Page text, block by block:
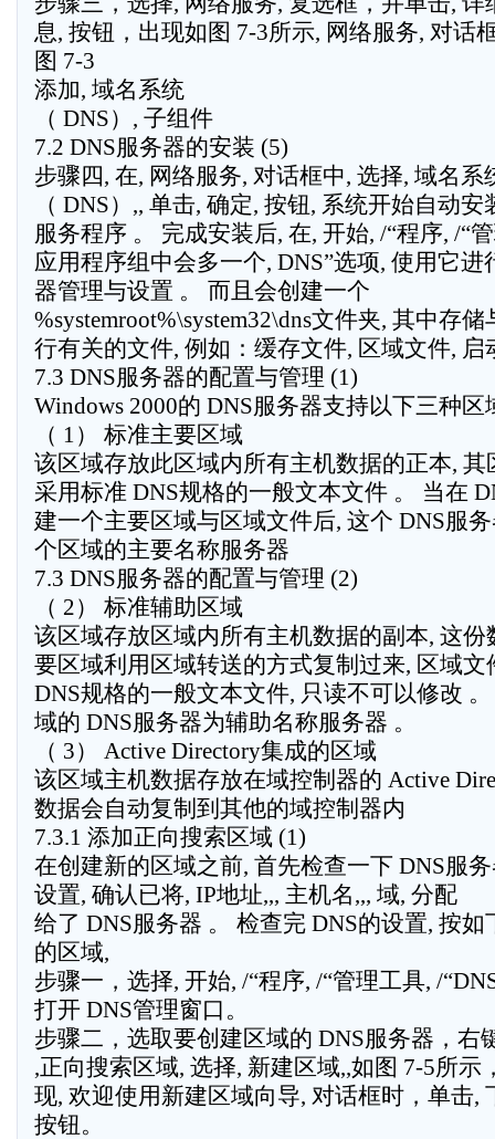
息, 按钮，出现如图 7-3所示, 网络服务, 对话
图 7-3
添加, 域名系统
（ DNS）, 子组件
7.2 DNS服务器的安装 (5)
步骤四, 在, 网络服务, 对话框中, 选择, 域名系
（ DNS）,, 单击, 确定, 按钮, 系统开始自动安
服务程序 。 完成安装后, 在, 开始, /“程序, /“
应用程序组中会多一个, DNS”选项, 使用它进
器管理与设置 。 而且会创建一个
%systemroot%\system32\dns文件夹, 其中存储
行有关的文件, 例如：缓存文件, 区域文件, 启
7.3 DNS服务器的配置与管理 (1)
Windows 2000的 DNS服务器支持以下三种区
（ 1） 标准主要区域
该区域存放此区域内所有主机数据的正本, 其
采用标准 DNS规格的一般文本文件 。 当在
建一个主要区域与区域文件后, 这个 DNS服
个区域的主要名称服务器
7.3 DNS服务器的配置与管理 (2)
（ 2） 标准辅助区域
该区域存放区域内所有主机数据的副本, 这份
要区域利用区域转送的方式复制过来, 区域文
DNS规格的一般文本文件, 只读不可以修改
域的 DNS服务器为辅助名称服务器 。
（ 3） Active Directory集成的区域
该区域主机数据存放在域控制器的 Active
数据会自动复制到其他的域控制器内
7.3.1 添加正向搜索区域 (1)
在创建新的区域之前, 首先检查一下 DNS服
设置, 确认已将, IP地址,,, 主机名,,, 域, 分配
给了 DNS服务器 。 检查完 DNS的设置, 按
的区域,
步骤一，选择, 开始, /“程序, /“管理工具, /
打开 DNS管理窗口。
步骤二，选取要创建区域的 DNS服务器，右
,正向搜索区域, 选择, 新建区域,,如图 7-5所示
现, 欢迎使用新建区域向导, 对话框时，单击,
按钮。